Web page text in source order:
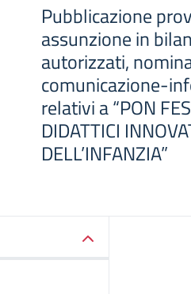
Pubblicazione
assunzione in
autorizzati,
comunicazione-
relativi a “PON
DIDATTICI
DELL’INFANZIA”